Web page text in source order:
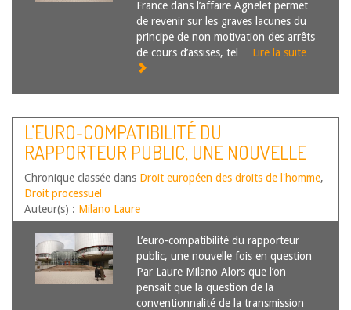
France dans l’affaire Agnelet permet
de revenir sur les graves lacunes du
principe de non motivation des arrêts
de cours d’assises, tel… Lire la suite
L’EURO-COMPATIBILITÉ DU
RAPPORTEUR PUBLIC, UNE NOUVELLE
FOIS EN QUESTION
Chronique classée dans Droit européen des droits de l'homme,
Droit processuel
Auteur(s) : Milano Laure
L’euro-compatibilité du rapporteur
public, une nouvelle fois en question
Par Laure Milano Alors que l’on
pensait que la question de la
conventionnalité de la transmission